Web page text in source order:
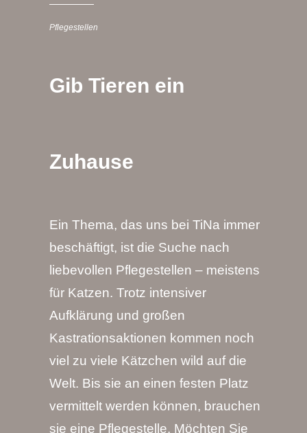
Pflegestellen
Gib Tieren ein
Zuhause
Ein Thema, das uns bei TiNa immer
beschäftigt, ist die Suche nach
liebevollen Pflegestellen – meistens
für Katzen. Trotz intensiver
Aufklärung und großen
Kastrationsaktionen kommen noch
viel zu viele Kätzchen wild auf die
Welt. Bis sie an einen festen Platz
vermittelt werden können, brauchen
sie eine Pflegestelle. Möchten Sie